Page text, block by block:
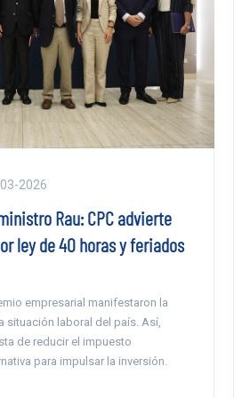
2026
Rau: CPC advierte
ley de 40 horas y feriados
empresarial manifestaron la
situación laboral del país. Así,
de reducir el impuesto
para impulsar la inversión.